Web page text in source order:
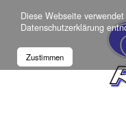
Diese Webseite
Datenschutzerklärung
Zustimmen